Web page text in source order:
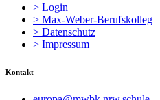
> Login
> Max-Weber-Berufskolleg
> Datenschutz
> Impressum
Kontakt